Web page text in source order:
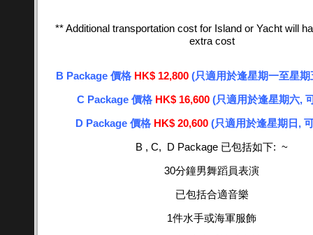
** Additional transportation cost for Island or Yacht will
extra cost
B Package 價格 HK$ 12,800 (只適用於逢星期一至星期
C Package 價格 HK$ 16,600 (只適用於逢星期六,
D Package 價格 HK$ 20,600 (只適用於逢星期日,
B , C, D Package 已包括如下: ~
30分鐘男舞蹈員表演
已包括合適音樂
1件水手或海軍服飾